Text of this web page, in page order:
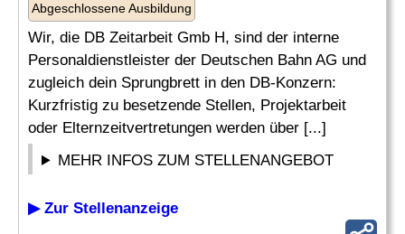
Abgeschlossene Ausbildung
Wir, die DB Zeitarbeit Gmb H, sind der interne
Personaldienstleister der Deutschen Bahn AG und
zugleich dein Sprungbrett in den DB-Konzern:
Kurzfristig zu besetzende Stellen, Projektarbeit
oder Elternzeitvertretungen werden über [...]
MEHR INFOS ZUM STELLENANGEBOT
▶ Zur Stellenanzeige